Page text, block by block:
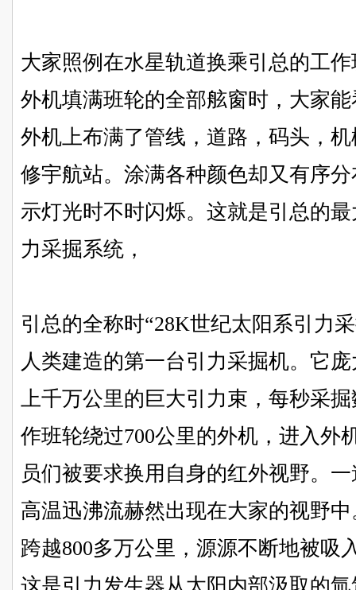
大家照例在水星轨道换乘引总的工
外机填满班轮的全部舷窗时，大家
外机上布满了管线，道路，码头，
修宇航站。涂满各种颜色却又有序
示灯光时不时闪烁。这就是引总的
力采掘系统，
引总的全称时“28K世纪太阳系引力
人类建造的第一台引力采掘机。 它
上千万公里的巨大引力束，每秒采
作班轮绕过700公里的外机，进入外
员们被要求换用自身的红外视野。
高温迅沸流赫然出现在大家的视野
跨越800多万公里，源源不断地被吸
这是引力发生器从太阳内部汲取的